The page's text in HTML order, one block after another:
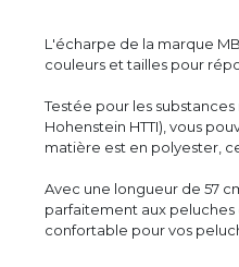
L'écharpe de la marque
couleurs et tailles pour
Testée pour les
Hohenstein HTTI), vous
matière est en polyester,
Avec une longueur de 57
parfaitement aux peluches
confortable pour vos